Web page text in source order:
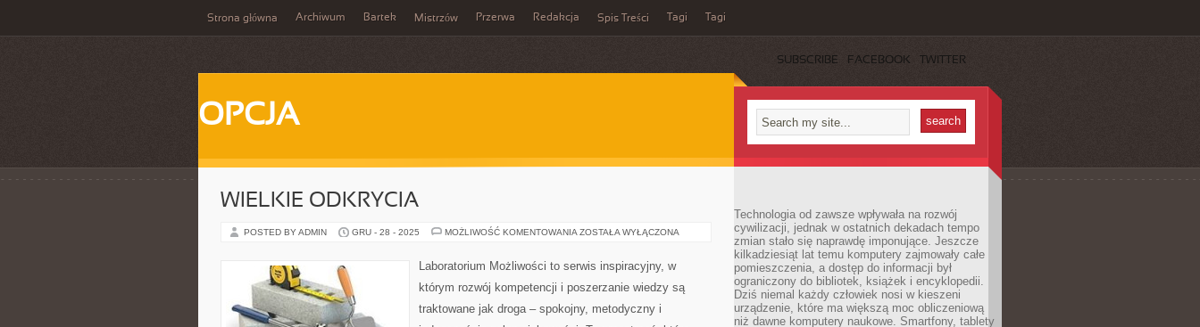
Strona główna Archiwum Bartek Mistrzów Przerwa Redakcja Spis Treści Tagi Tagi
SUBSCRIBE FACEBOOK TWITTER
OPCJA
WIELKIE ODKRYCIA
POSTED BY ADMIN GRU - 28 - 2025 MOŻLIWOŚĆ KOMENTOWANIA WIELKIE
ZOSTAŁA WYŁĄCZONA
Laboratorium Możliwości to serwis inspiracyjny, w
którym rozwój kompetencji i poszerzanie wiedzy są
traktowane jak droga – spokojny, metodyczny i
Technologia od zawsze wpływała na rozwój
cywilizacji, jednak w ostatnich dekadach tempo
zmian stało się naprawdę imponujące. Jeszcze
kilkadziesiąt lat temu komputery zajmowały całe
pomieszczenia, a dostęp do informacji był
ograniczony do bibliotek, książek i encyklopedii.
Dziś niemal każdy człowiek nosi w kieszeni
urządzenie, które ma większą moc obliczeniową
niż dawne komputery naukowe. Smartfony, tablety